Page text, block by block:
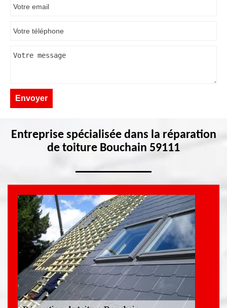
Entreprise spécialisée dans la réparation
de toiture Bouchain 59111